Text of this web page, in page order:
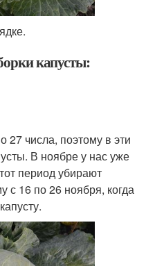
капусты:
27 числа, поэтому в эти
В ноябре у нас уже
период убирают
с 16 по 26 ноября, когда